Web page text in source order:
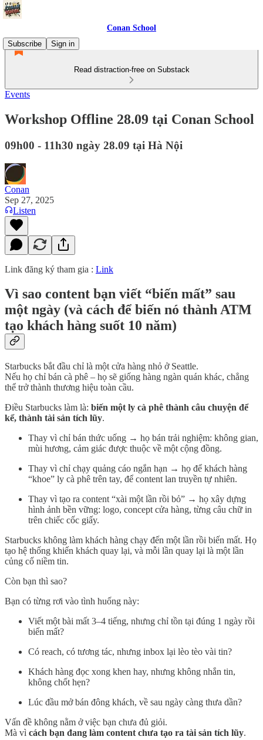
Conan School
Subscribe
Sign in
Read distraction-free on Substack
Events
Workshop Offline 28.09 tại Conan School
09h00 - 11h30 ngày 28.09 tại Hà Nội
Conan
Sep 27, 2025
Listen
Link đăng ký tham gia : Link
Vì sao content bạn viết “biến mất” sau
một ngày (và cách để biến nó thành ATM
tạo khách hàng suốt 10 năm)
Starbucks bắt đầu chỉ là một cửa hàng nhỏ ở Seattle.
Nếu họ chỉ bán cà phê – họ sẽ giống hàng ngàn quán khác, chẳng
thể trở thành thương hiệu toàn cầu.
Điều Starbucks làm là: biến một ly cà phê thành câu chuyện để
kể, thành tài sản tích lũy.
Thay vì chỉ bán thức uống → họ bán trải nghiệm: không gian,
mùi hương, cảm giác được thuộc về một cộng đồng.
Thay vì chỉ chạy quảng cáo ngắn hạn → họ để khách hàng
“khoe” ly cà phê trên tay, để content lan truyền tự nhiên.
Thay vì tạo ra content “xài một lần rồi bỏ” → họ xây dựng
hình ảnh bền vững: logo, concept cửa hàng, từng câu chữ in
trên chiếc cốc giấy.
Starbucks không làm khách hàng chạy đến một lần rồi biến mất. Họ
tạo hệ thống khiến khách quay lại, và mỗi lần quay lại là một lần
củng cố niềm tin.
Còn bạn thì sao?
Bạn có từng rơi vào tình huống này:
Viết một bài mất 3–4 tiếng, nhưng chỉ tồn tại đúng 1 ngày rồi
biến mất?
Có reach, có tương tác, nhưng inbox lại lèo tèo vài tin?
Khách hàng đọc xong khen hay, nhưng không nhắn tin,
không chốt hẹn?
Lúc đầu mở bán đông khách, về sau ngày càng thưa dần?
Vấn đề không nằm ở việc bạn chưa đủ giỏi.
Mà vì cách bạn đang làm content chưa tạo ra tài sản tích lũy.